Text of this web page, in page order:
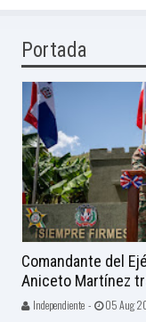
Portada
Comandante del
Aniceto Martínez
Independiente - 05 Aug